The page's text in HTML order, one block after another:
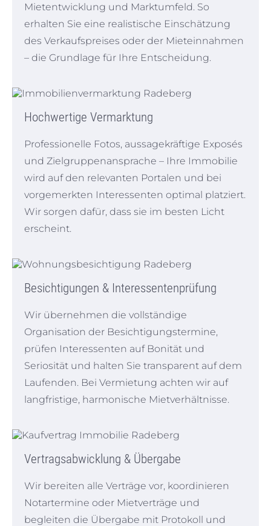
Mietentwicklung und Marktumfeld. So
erhalten Sie eine realistische Einschätzung
des Verkaufspreises oder der Mieteinnahmen
– die Grundlage für Ihre Entscheidung.
Hochwertige Vermarktung
Professionelle Fotos, aussagekräftige Exposés
und Zielgruppenansprache – Ihre Immobilie
wird auf den relevanten Portalen und bei
vorgemerkten Interessenten optimal platziert.
Wir sorgen dafür, dass sie im besten Licht
erscheint.
Besichtigungen & Interessentenprüfung
Wir übernehmen die vollständige
Organisation der Besichtigungstermine,
prüfen Interessenten auf Bonität und
Seriosität und halten Sie transparent auf dem
Laufenden. Bei Vermietung achten wir auf
langfristige, harmonische Mietverhältnisse.
Vertragsabwicklung & Übergabe
Wir bereiten alle Verträge vor, koordinieren
Notartermine oder Mietverträge und
begleiten die Übergabe mit Protokoll und